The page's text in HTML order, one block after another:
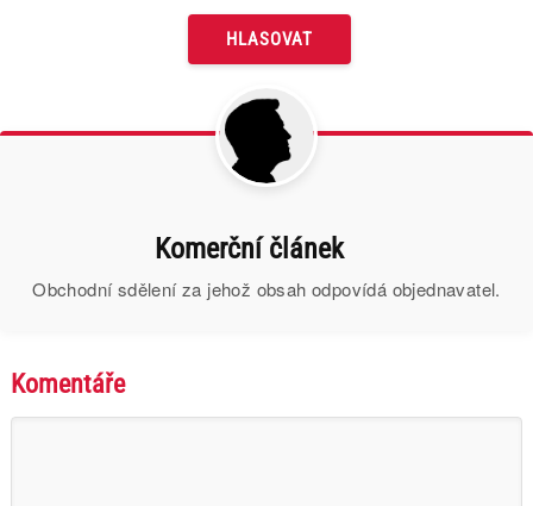
Komerční článek
Obchodní sdělení za jehož obsah odpovídá objednavatel.
Komentáře